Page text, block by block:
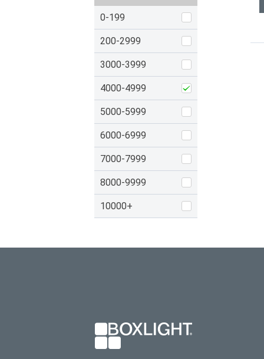
0-199
200-2999
3000-3999
4000-4999
5000-5999
6000-6999
7000-7999
8000-9999
10000+